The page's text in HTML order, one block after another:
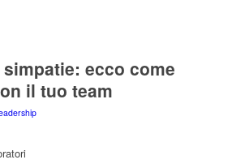
simpatie: ecco come
il tuo team